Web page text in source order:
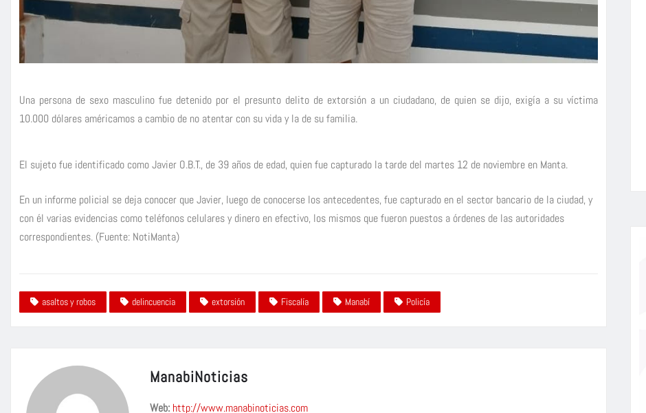
Una persona de sexo masculino fue detenido por el presunto delito de extorsión a un ciudadano, de quien se dijo, exigía a su víctima
10.000 dólares américamos a cambio de no atentar con su vida y la de su familia.
El sujeto fue identificado como Javier O.B.T., de 39 años de edad, quien fue capturado la tarde del martes 12 de noviembre en Manta.
En un informe policial se deja conocer que Javier, luego de conocerse los antecedentes, fue capturado en el sector bancario de la ciudad, y
con él varias evidencias como teléfonos celulares y dinero en efectivo, los mismos que fueron puestos a órdenes de las autoridades
correspondientes. (Fuente: NotiManta)
asaltos y robos delincuencia extorsión Fiscalía Manabí Policía
ManabiNoticias
Web: http://www.manabinoticias.com